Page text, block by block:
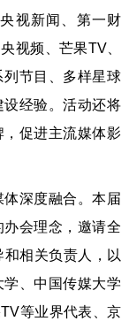
视新闻、第一财
视频、芒果TV、
列节目、多样星球
经验。活动还将
促进主流媒体影
深度融合。本届
会理念，邀请全
相关负责人，以
、中国传媒大学
等业界代表、京